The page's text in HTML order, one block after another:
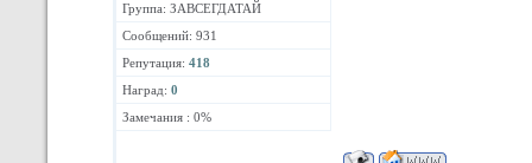
Группа: ЗАВСЕГДАТАЙ
Сообщений: 931
Репутация: 418
Наград: 0
Замечания : 0%